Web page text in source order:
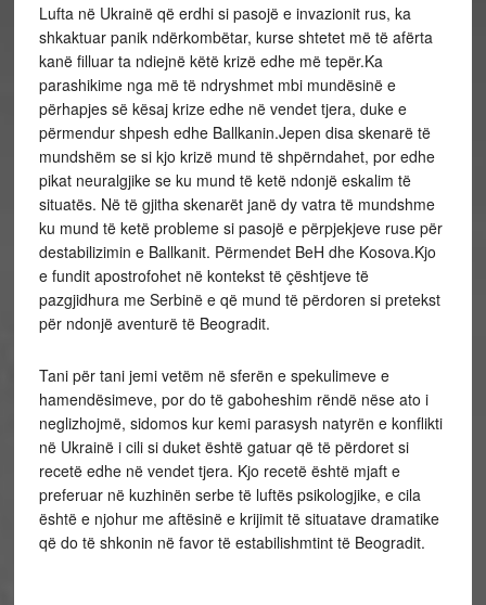
Lufta në Ukrainë që erdhi si pasojë e invazionit rus, ka
shkaktuar panik ndërkombëtar, kurse shtetet më të afërta
kanë filluar ta ndiejnë këtë krizë edhe më tepër.Ka
parashikime nga më të ndryshmet mbi mundësinë e
përhapjes së kësaj krize edhe në vendet tjera, duke e
përmendur shpesh edhe Ballkanin.Jepen disa skenarë të
mundshëm se si kjo krizë mund të shpërndahet, por edhe
pikat neuralgjike se ku mund të ketë ndonjë eskalim të
situatës. Në të gjitha skenarët janë dy vatra të mundshme
ku mund të ketë probleme si pasojë e përpjekjeve ruse për
destabilizimin e Ballkanit. Përmendet BeH dhe Kosova.Kjo
e fundit apostrofohet në kontekst të çështjeve të
pazgjidhura me Serbinë e që mund të përdoren si pretekst
për ndonjë aventurë të Beogradit.
Tani për tani jemi vetëm në sferën e spekulimeve e
hamendësimeve, por do të gaboheshim rëndë nëse ato i
neglizhojmë, sidomos kur kemi parasysh natyrën e konflikti
në Ukrainë i cili si duket është gatuar që të përdoret si
recetë edhe në vendet tjera. Kjo recetë është mjaft e
preferuar në kuzhinën serbe të luftës psikologjike, e cila
është e njohur me aftësinë e krijimit të situatave dramatike
që do të shkonin në favor të estabilishmtint të Beogradit.